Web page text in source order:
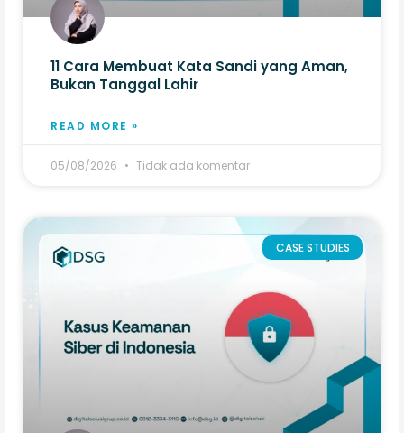
11 Cara Membuat Kata Sandi yang Aman,
Bukan Tanggal Lahir
READ MORE »
05/08/2026 Tidak ada komentar
CASE STUDIES